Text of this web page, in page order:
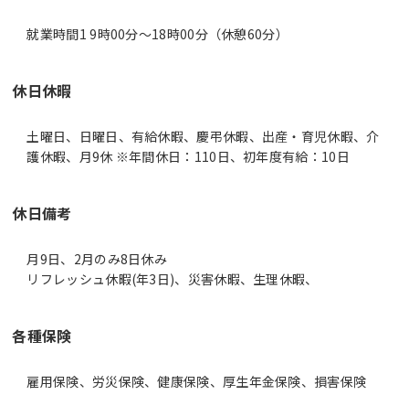
就業時間1 9時00分〜18時00分（休憩60分）
休日休暇
土曜日、日曜日、有給休暇、慶弔休暇、出産・育児休暇、介
護休暇、月9休 ※年間休日：110日、初年度有給：10日
休日備考
月9日、2月のみ8日休み
リフレッシュ休暇(年3日)、災害休暇、生理休暇、
各種保険
雇用保険、労災保険、健康保険、厚生年金保険、損害保険